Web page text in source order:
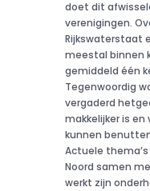
doet dit
verenigingen.
Rijkswaterstaat
meestal binnen
gemiddeld één
Tegenwoordig
vergaderd
makkelijker is
kunnen
Actuele
Noord samen
werkt zijn